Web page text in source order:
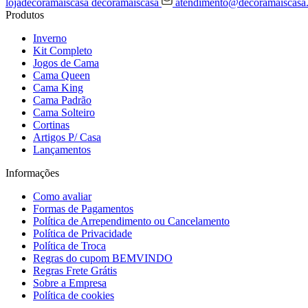
lojadecoramaiscasa decoramaiscasa
Produtos
Inverno
Kit Completo
Jogos de Cama
Cama Queen
Cama King
Cama Padrão
Cama Solteiro
Cortinas
Artigos P/ Casa
Lançamentos
Informações
Como avaliar
Formas de Pagamentos
Política de Arrependimento ou Cancelamento
Política de Privacidade
Política de Troca
Regras do cupom BEMVINDO
Regras Frete Grátis
Sobre a Empresa
Política de cookies